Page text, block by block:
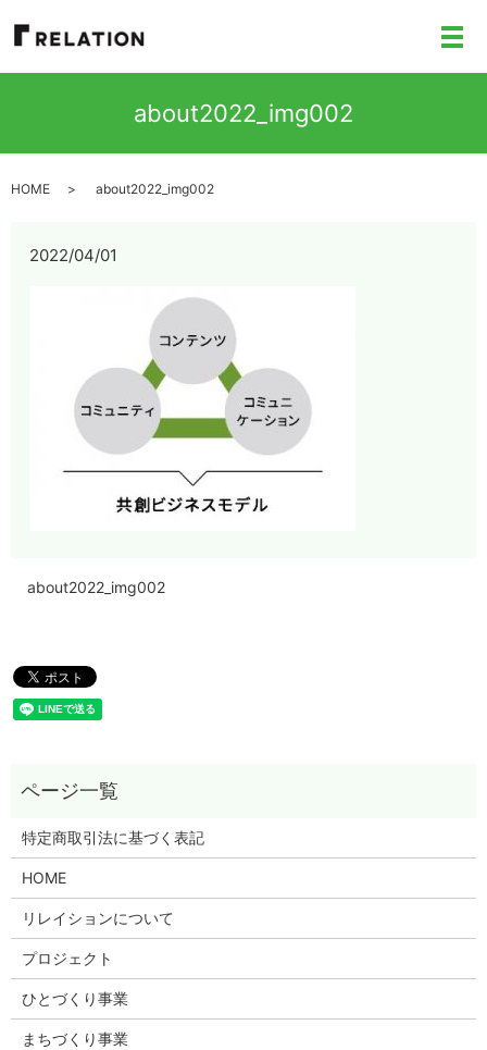
メ
about2022_img002
HOME about2022_img002
2022/04/01
about2022_img002
特定商取引法に基づく表記
HOME
リレイションについて
プロジェクト
ひとづくり事業
まちづくり事業